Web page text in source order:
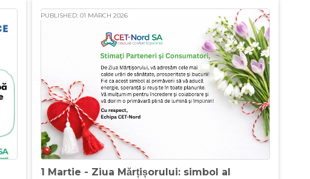
1 Martie - Ziua Mărțișorului: simbol al
PUBLISHED: 01 MARCH 2026